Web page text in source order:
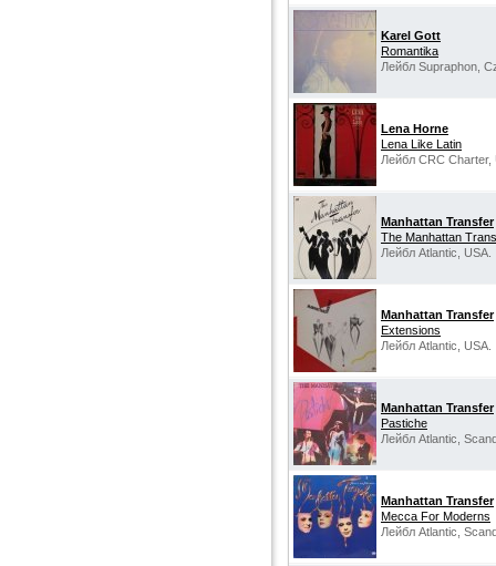
Karel Gott
Romantika
Лейбл Supraphon,
Lena Horne
Lena Like Latin
Лейбл CRC Charter,
Manhattan Transfer
The Manhattan
Лейбл Atlantic, USA.
Manhattan Transfer
Extensions
Лейбл Atlantic, USA.
Manhattan Transfer
Pastiche
Лейбл Atlantic,
Manhattan Transfer
Mecca For Moderns
Лейбл Atlantic,